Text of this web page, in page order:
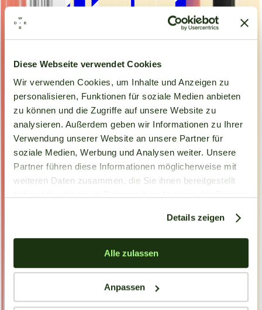
Diese Webseite verwendet Cookies
Wir verwenden Cookies, um Inhalte und Anzeigen zu
personalisieren, Funktionen für soziale Medien anbieten
zu können und die Zugriffe auf unsere Website zu
analysieren. Außerdem geben wir Informationen zu Ihrer
Verwendung unserer Website an unsere Partner für
soziale Medien, Werbung und Analysen weiter. Unsere
Partner führen diese Informationen möglicherweise mit
weiteren Daten zusammen, die Sie ihnen bereitgestellt
Details zeigen
Alle zulassen
Anpassen
Kapseln